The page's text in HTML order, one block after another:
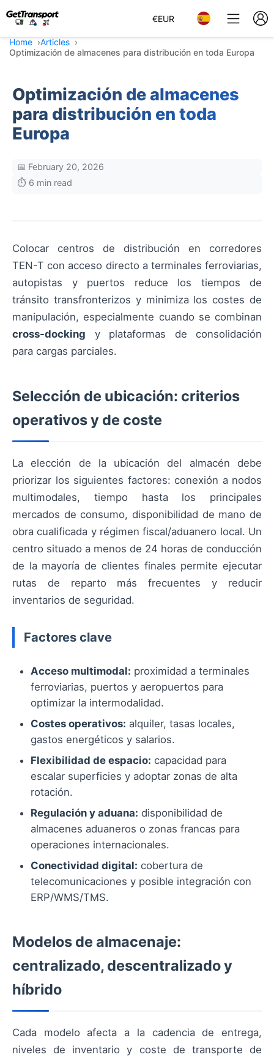
€EUR
Home
Articles
Optimización de almacenes para distribución en toda Europa
Optimización de almacenes
para distribución en toda
Europa
📅 February 20, 2026
⏱️ 6 min read
Colocar centros de distribución en corredores
TEN-T con acceso directo a terminales ferroviarias,
autopistas y puertos reduce los tiempos de
tránsito transfronterizos y minimiza los costes de
manipulación, especialmente cuando se combinan
cross-docking y plataformas de consolidación
para cargas parciales.
Selección de ubicación: criterios
operativos y de coste
La elección de la ubicación del almacén debe
priorizar los siguientes factores: conexión a nodos
multimodales, tiempo hasta los principales
mercados de consumo, disponibilidad de mano de
obra cualificada y régimen fiscal/aduanero local. Un
centro situado a menos de 24 horas de conducción
de la mayoría de clientes finales permite ejecutar
rutas de reparto más frecuentes y reducir
inventarios de seguridad.
Factores clave
Acceso multimodal: proximidad a terminales
ferroviarias, puertos y aeropuertos para
optimizar la intermodalidad.
Costes operativos: alquiler, tasas locales,
gastos energéticos y salarios.
Flexibilidad de espacio: capacidad para
escalar superficies y adoptar zonas de alta
rotación.
Regulación y aduana: disponibilidad de
almacenes aduaneros o zonas francas para
operaciones internacionales.
Conectividad digital: cobertura de
telecomunicaciones y posible integración con
ERP/WMS/TMS.
Modelos de almacenaje:
centralizado, descentralizado y
híbrido
Cada modelo afecta a la cadencia de entrega,
niveles de inventario y coste de transporte de